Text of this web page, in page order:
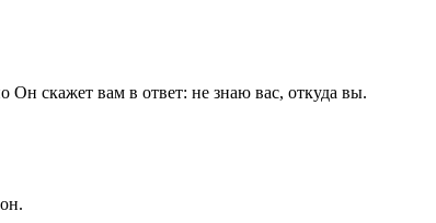
Он скажет вам в ответ: не знаю вас, откуда вы.